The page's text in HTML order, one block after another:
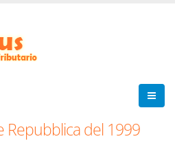
Repubblica del 1999